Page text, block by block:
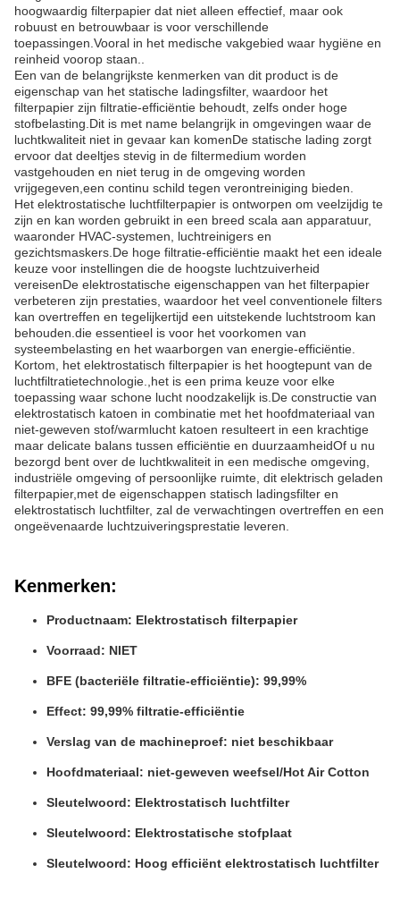
hoogwaardig filterpapier dat niet alleen effectief, maar ook
robuust en betrouwbaar is voor verschillende
toepassingen.Vooral in het medische vakgebied waar hygiëne en
reinheid voorop staan..
Een van de belangrijkste kenmerken van dit product is de
eigenschap van het statische ladingsfilter, waardoor het
filterpapier zijn filtratie-efficiëntie behoudt, zelfs onder hoge
stofbelasting.Dit is met name belangrijk in omgevingen waar de
luchtkwaliteit niet in gevaar kan komenDe statische lading zorgt
ervoor dat deeltjes stevig in de filtermedium worden
vastgehouden en niet terug in de omgeving worden
vrijgegeven,een continu schild tegen verontreiniging bieden.
Het elektrostatische luchtfilterpapier is ontworpen om veelzijdig te
zijn en kan worden gebruikt in een breed scala aan apparatuur,
waaronder HVAC-systemen, luchtreinigers en
gezichtsmaskers.De hoge filtratie-efficiëntie maakt het een ideale
keuze voor instellingen die de hoogste luchtzuiverheid
vereisenDe elektrostatische eigenschappen van het filterpapier
verbeteren zijn prestaties, waardoor het veel conventionele filters
kan overtreffen en tegelijkertijd een uitstekende luchtstroom kan
behouden.die essentieel is voor het voorkomen van
systeembelasting en het waarborgen van energie-efficiëntie.
Kortom, het elektrostatisch filterpapier is het hoogtepunt van de
luchtfiltratietechnologie.,het is een prima keuze voor elke
toepassing waar schone lucht noodzakelijk is.De constructie van
elektrostatisch katoen in combinatie met het hoofdmateriaal van
niet-geweven stof/warmlucht katoen resulteert in een krachtige
maar delicate balans tussen efficiëntie en duurzaamheidOf u nu
bezorgd bent over de luchtkwaliteit in een medische omgeving,
industriële omgeving of persoonlijke ruimte, dit elektrisch geladen
filterpapier,met de eigenschappen statisch ladingsfilter en
elektrostatisch luchtfilter, zal de verwachtingen overtreffen en een
ongeëvenaarde luchtzuiveringsprestatie leveren.
Kenmerken:
Productnaam: Elektrostatisch filterpapier
Voorraad: NIET
BFE (bacteriële filtratie-efficiëntie): 99,99%
Effect: 99,99% filtratie-efficiëntie
Verslag van de machineproef: niet beschikbaar
Hoofdmateriaal: niet-geweven weefsel/Hot Air Cotton
Sleutelwoord: Elektrostatisch luchtfilter
Sleutelwoord: Elektrostatische stofplaat
Sleutelwoord: Hoog efficiënt elektrostatisch luchtfilter